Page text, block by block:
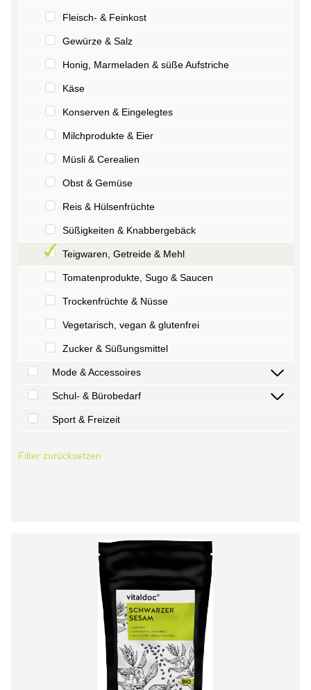
Fleisch- & Feinkost
Gewürze & Salz
Honig, Marmeladen & süße Aufstriche
Käse
Konserven & Eingelegtes
Milchprodukte & Eier
Müsli & Cerealien
Obst & Gemüse
Reis & Hülsenfrüchte
Süßigkeiten & Knabbergebäck
Teigwaren, Getreide & Mehl
Tomatenprodukte, Sugo & Saucen
Trockenfrüchte & Nüsse
Vegetarisch, vegan & glutenfrei
Zucker & Süßungsmittel
Mode & Accessoires
Schul- & Bürobedarf
Sport & Freizeit
Filter zurücksetzen